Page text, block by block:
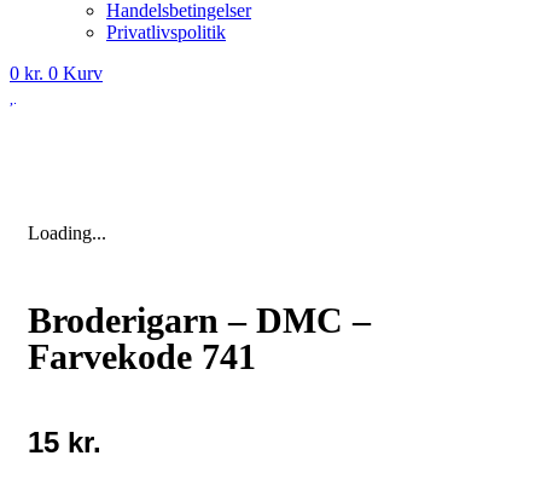
Handelsbetingelser
Privatlivspolitik
0 kr. 0 Kurv
Loading...
Broderigarn – DMC –
Farvekode 741
15 kr.